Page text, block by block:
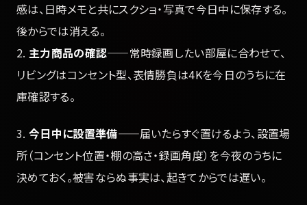
感は、日時メモと共にスクショ・写真で今日中に保存する。
後からでは消える。
2. 主力商品の確認——常時録画したい部屋に合わせて、
リビングはコンセント型、表情勝負は4Kを今日のうちに在
庫確認する。
3. 今日中に設置準備——届いたらすぐ置けるよう、設置場
所（コンセント位置・棚の高さ・録画角度）を今夜のうちに
決めておく。被害ならぬ事実は、起きてからでは遅い。